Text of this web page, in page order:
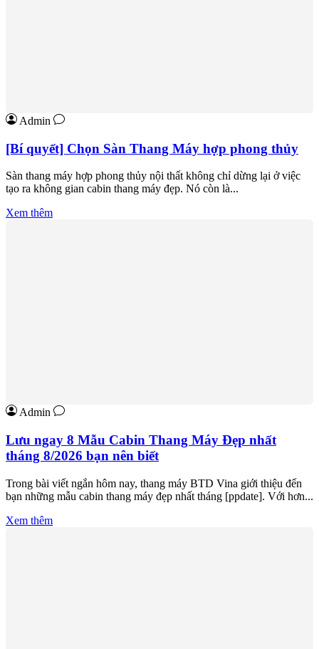
Admin
[Bí quyết] Chọn Sàn Thang Máy hợp phong thủy
Sàn thang máy hợp phong thủy nội thất không chỉ dừng lại ở việc
tạo ra không gian cabin thang máy đẹp. Nó còn là...
Xem thêm
Admin
Lưu ngay 8 Mẫu Cabin Thang Máy Đẹp nhất
tháng 8/2026 bạn nên biết
Trong bài viết ngắn hôm nay, thang máy BTD Vina giới thiệu đến
bạn những mẫu cabin thang máy đẹp nhất tháng [ppdate]. Với hơn...
Xem thêm